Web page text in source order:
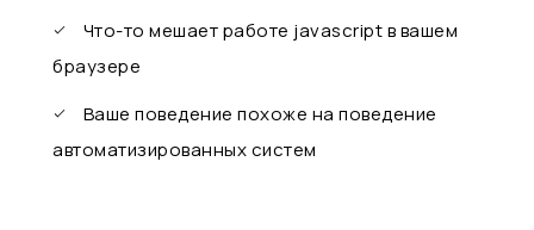
Что-то мешает работе javascript в вашем
браузере
Ваше поведение похоже на поведение
автоматизированных систем